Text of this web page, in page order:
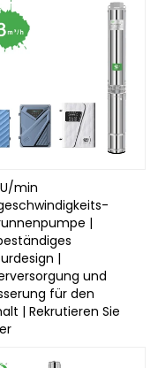
min
|
|
und
für den
| Rekrutieren Sie